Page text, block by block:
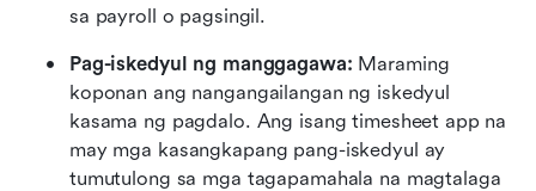
sa payroll o pagsingil.
Pag-iskedyul ng manggagawa: Maraming
koponan ang nangangailangan ng iskedyul
kasama ng pagdalo. Ang isang timesheet app na
may mga kasangkapang pang-iskedyul ay
tumutulong sa mga tagapamahala na magtalaga